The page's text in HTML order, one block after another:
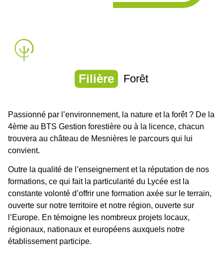
Filière Forêt
Passionné par l’environnement, la nature et la forêt ? De la
4ème au BTS Gestion forestière ou à la licence, chacun
trouvera au château de Mesnières le parcours qui lui
convient.
Outre la qualité de l’enseignement et la réputation de nos
formations, ce qui fait la particularité du Lycée est la
constante volonté d’offrir une formation axée sur le terrain,
ouverte sur notre territoire et notre région, ouverte sur
l’Europe. En témoigne les nombreux projets locaux,
régionaux, nationaux et européens auxquels notre
établissement participe.